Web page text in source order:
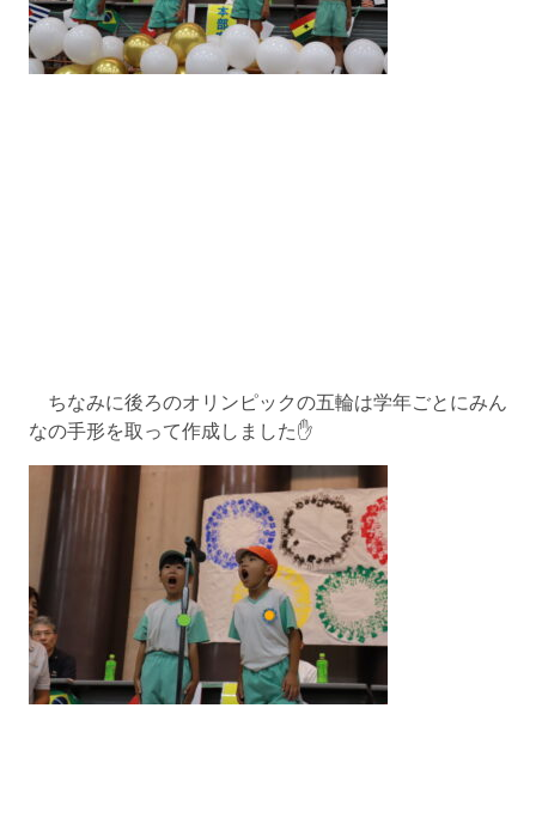
ちなみに後ろのオリンピックの五輪は学年ごとにみん
なの手形を取って作成しました✋